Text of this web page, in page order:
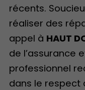
récents.
réaliser des
appel à HAUT
de l’assurance
professionnel
dans le respect